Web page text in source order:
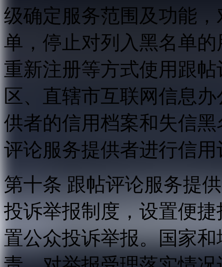
级确定服务范围及功能
单，停止对列入黑名单
重新注册等方式使用跟
区、直辖市互联网信息
供者的信用档案和失信
评论服务提供者进行信用
第十条 跟帖评论服务提
投诉举报制度，设置便
置公众投诉举报。国家